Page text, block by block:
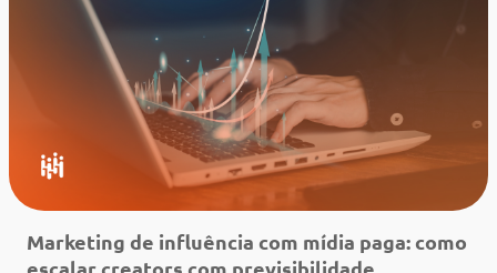
Marketing de influência com mídia paga: como